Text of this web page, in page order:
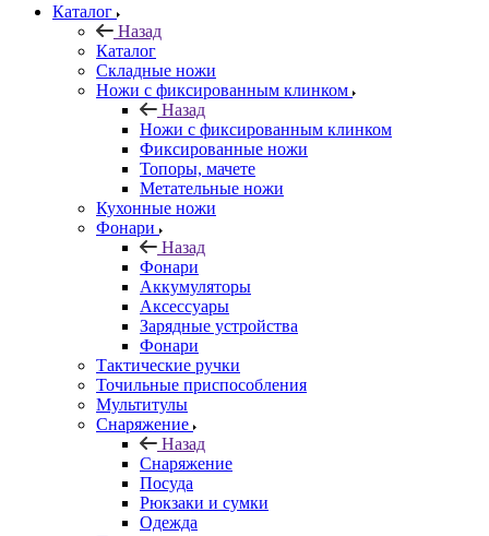
Каталог
Назад
Каталог
Складные ножи
Ножи с фиксированным клинком
Назад
Ножи с фиксированным клинком
Фиксированные ножи
Топоры, мачете
Метательные ножи
Кухонные ножи
Фонари
Назад
Фонари
Аккумуляторы
Аксессуары
Зарядные устройства
Фонари
Тактические ручки
Точильные приспособления
Мультитулы
Снаряжение
Назад
Снаряжение
Посуда
Рюкзаки и сумки
Одежда